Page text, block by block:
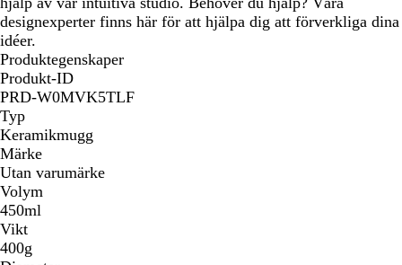
designexperter finns här för att hjälpa dig att förverkliga dina
idéer.
Produktegenskaper
Produkt-ID
PRD-W0MVK5TLF
Typ
Keramikmugg
Märke
Utan varumärke
Volym
450ml
Vikt
400g